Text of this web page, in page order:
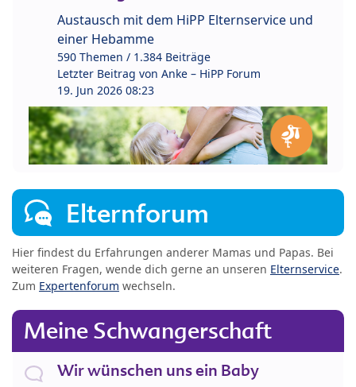
Austausch mit dem HiPP Elternservice und
einer Hebamme
590 Themen / 1.384 Beiträge
Letzter Beitrag von Anke – HiPP Forum
19. Jun 2026 08:23
Elternforum
Hier findest du Erfahrungen anderer Mamas und Papas. Bei
weiteren Fragen, wende dich gerne an unseren Elternservice.
Zum Expertenforum wechseln.
Meine Schwangerschaft
Wir wünschen uns ein Baby